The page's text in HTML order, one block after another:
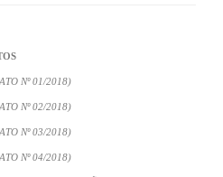
Nº 01/2018)
Nº 02/2018)
Nº 03/2018)
Nº 04/2018)